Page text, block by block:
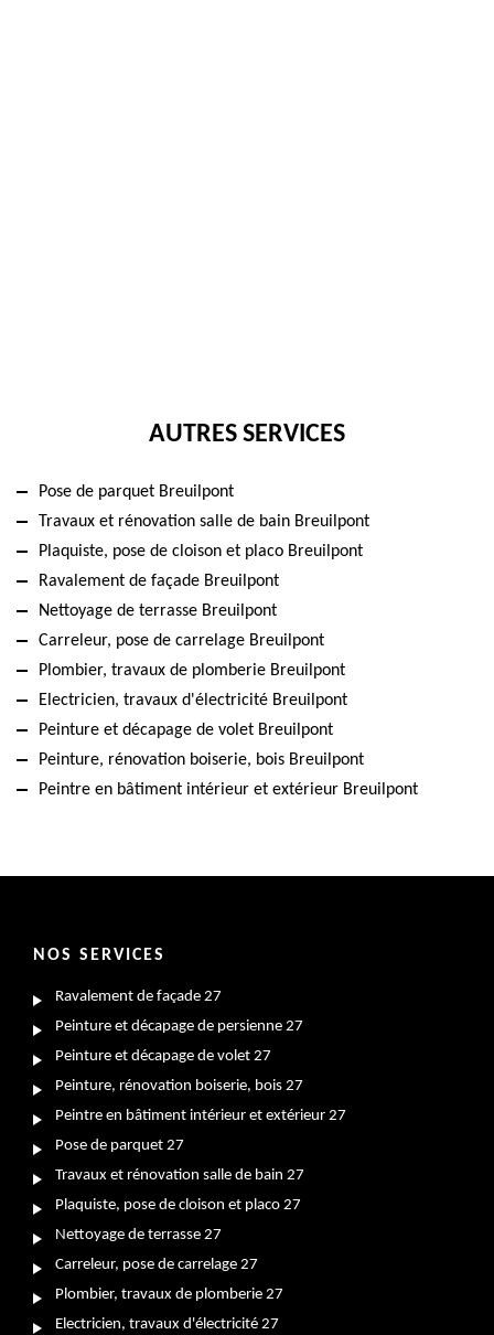
AUTRES SERVICES
Pose de parquet Breuilpont
Travaux et rénovation salle de bain Breuilpont
Plaquiste, pose de cloison et placo Breuilpont
Ravalement de façade Breuilpont
Nettoyage de terrasse Breuilpont
Carreleur, pose de carrelage Breuilpont
Plombier, travaux de plomberie Breuilpont
Electricien, travaux d'électricité Breuilpont
Peinture et décapage de volet Breuilpont
Peinture, rénovation boiserie, bois Breuilpont
Peintre en bâtiment intérieur et extérieur Breuilpont
NOS SERVICES
Ravalement de façade 27
Peinture et décapage de persienne 27
Peinture et décapage de volet 27
Peinture, rénovation boiserie, bois 27
Peintre en bâtiment intérieur et extérieur 27
Pose de parquet 27
Travaux et rénovation salle de bain 27
Plaquiste, pose de cloison et placo 27
Nettoyage de terrasse 27
Carreleur, pose de carrelage 27
Plombier, travaux de plomberie 27
Electricien, travaux d'électricité 27